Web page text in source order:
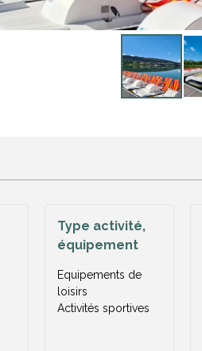
Type activité,
équipement
Equipements de
loisirs
Activités sportives